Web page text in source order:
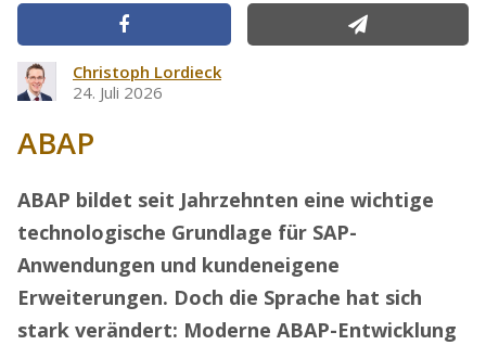
Christoph Lordieck
24. Juli 2026
ABAP
ABAP bildet seit Jahrzehnten eine wichtige
technologische Grundlage für SAP-
Anwendungen und kundeneigene
Erweiterungen. Doch die Sprache hat sich
stark verändert: Moderne ABAP-Entwicklung